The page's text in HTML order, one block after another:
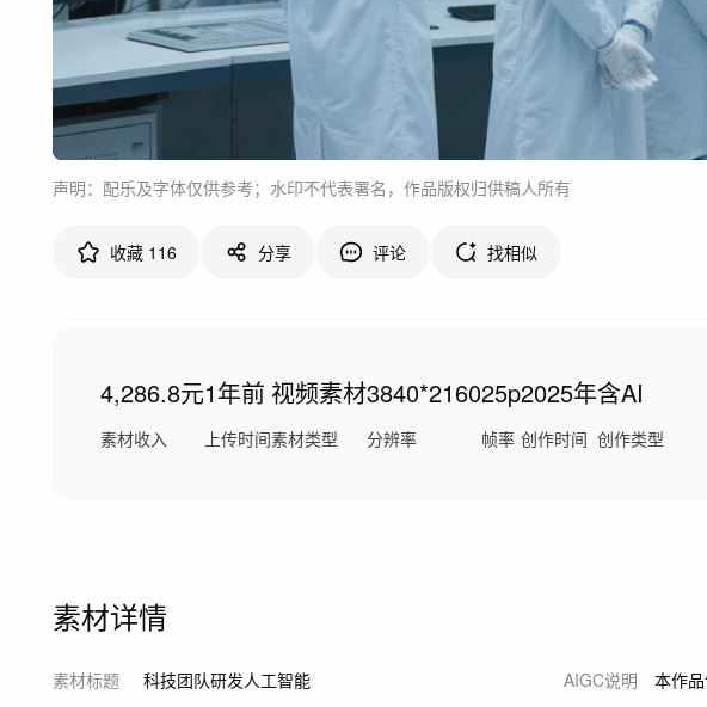
声明：配乐及字体仅供参考；水印不代表署名，作品版权归供稿人所有
收藏 116 分享 评论 找相似
4,286.8元
素材收入
1年前
上传时间
视频素材
素材类型
3840*2160
分辨率
25p
帧率
2025年
创作时间
含AI
创作类型
素材详情
素材标题
科技团队研发人工智能
AIGC说明
本作